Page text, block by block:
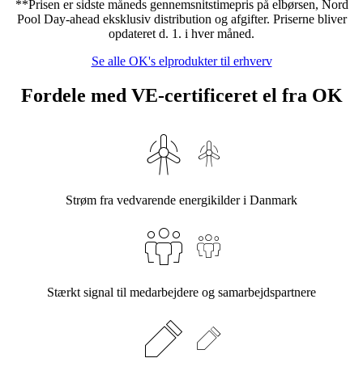
**Prisen er sidste måneds gennemsnitstimepris på elbørsen, Nord
Pool Day-ahead eksklusiv distribution og afgifter. Priserne bliver
opdateret d. 1. i hver måned.
Se alle OK's elprodukter til erhverv
Fordele med VE-certificeret el fra OK
Strøm fra vedvarende energikilder i Danmark
Stærkt signal til medarbejdere og samarbejdspartnere